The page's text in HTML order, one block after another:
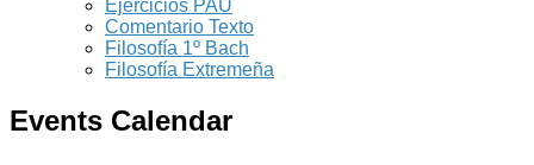
Ejercicios PAU
Comentario Texto
Filosofía 1º Bach
Filosofía Extremeña
Events Calendar